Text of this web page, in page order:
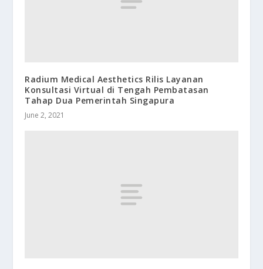
Radium Medical Aesthetics Rilis Layanan
Konsultasi Virtual di Tengah Pembatasan
Tahap Dua Pemerintah Singapura
June 2, 2021